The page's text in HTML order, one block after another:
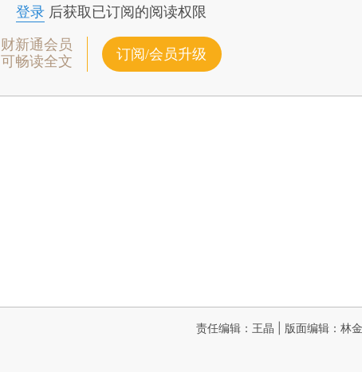
登录后获取已订阅的阅读权限
财新通会员
可畅读全文
订阅/会员升级
责任编辑：王晶 | 版面编辑：林